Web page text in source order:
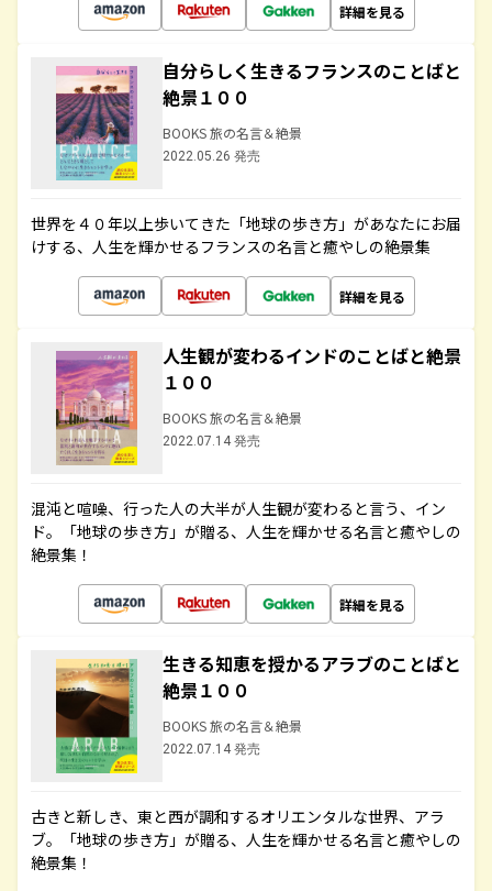
詳細を見る
自分らしく生きるフランスのことばと
絶景１００
BOOKS 旅の名言＆絶景
2022.05.26 発売
世界を４０年以上歩いてきた「地球の歩き方」があなたにお届
けする、人生を輝かせるフランスの名言と癒やしの絶景集
詳細を見る
人生観が変わるインドのことばと絶景
１００
BOOKS 旅の名言＆絶景
2022.07.14 発売
混沌と喧噪、行った人の大半が人生観が変わると言う、イン
ド。「地球の歩き方」が贈る、人生を輝かせる名言と癒やしの
絶景集！
詳細を見る
生きる知恵を授かるアラブのことばと
絶景１００
BOOKS 旅の名言＆絶景
2022.07.14 発売
古きと新しき、東と西が調和するオリエンタルな世界、アラ
ブ。「地球の歩き方」が贈る、人生を輝かせる名言と癒やしの
絶景集！